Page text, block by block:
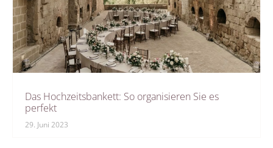
Das Hochzeitsbankett: So organisieren Sie es
perfekt
29. Juni 2023